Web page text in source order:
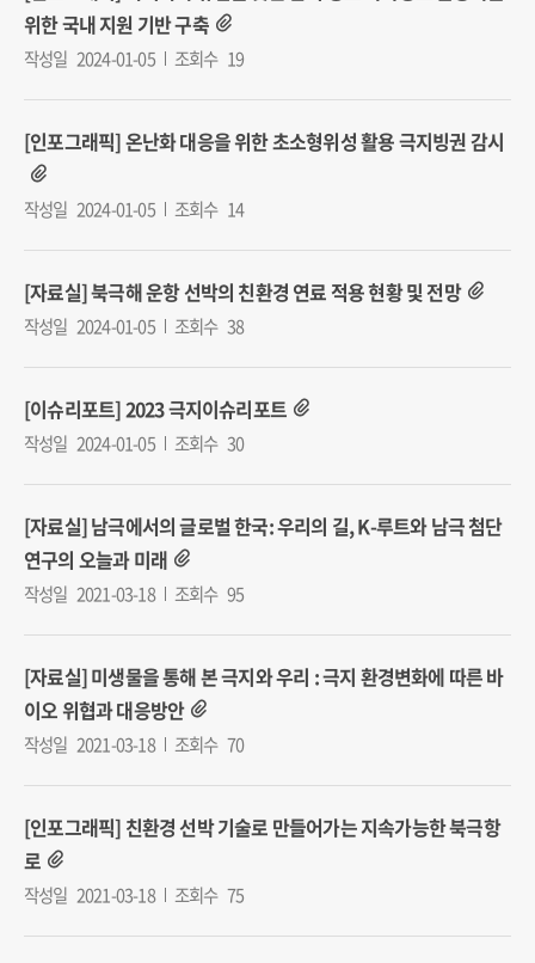
위한 국내 지원 기반 구축
작성일 2024-01-05 조회수 19
[인포그래픽] 온난화 대응을 위한 초소형위성 활용 극지빙권 감시
작성일 2024-01-05 조회수 14
[자료실] 북극해 운항 선박의 친환경 연료 적용 현황 및 전망
작성일 2024-01-05 조회수 38
[이슈리포트] 2023 극지이슈리포트
작성일 2024-01-05 조회수 30
[자료실] 남극에서의 글로벌 한국: 우리의 길, K-루트와 남극 첨단
연구의 오늘과 미래
작성일 2021-03-18 조회수 95
[자료실] 미생물을 통해 본 극지와 우리 : 극지 환경변화에 따른 바
이오 위협과 대응방안
작성일 2021-03-18 조회수 70
[인포그래픽] 친환경 선박 기술로 만들어가는 지속가능한 북극항
로
작성일 2021-03-18 조회수 75